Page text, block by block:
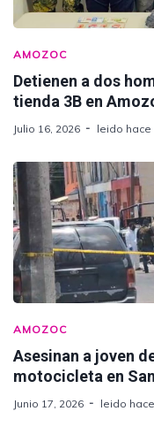
AMOZOC
Detienen a dos
tienda 3B en
Julio 16, 2026 leido hace
AMOZOC
Asesinan a joven
motocicleta en
Junio 17, 2026 leido